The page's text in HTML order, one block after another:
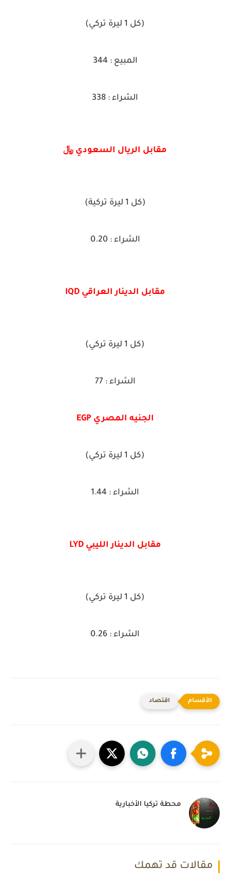
(كل 1 ليرة تركي)
المبيع : 344
الشراء : 338
مقابل الريال السعودي ﷼
(كل 1 ليرة تركية)
الشراء : 0.20
مقابل الدينار العراقي IQD
(كل 1 ليرة تركي)
الشراء : 77
الجنيه المصري EGP
(كل 1 ليرة تركي)
الشراء : 1.44
مقابل الدينار الليبي LYD
(كل 1 ليرة تركي)
الشراء : 0.26
اقتصاد
محطة تركيا الأخبارية
مقالات قد تهمك